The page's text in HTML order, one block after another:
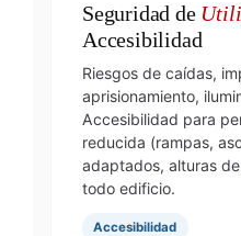
Seguridad de
Accesibilidad
Riesgos de caídas,
aprisionamiento,
Accesibilidad para
reducida (rampas,
adaptados, alturas
todo edificio.
Accesibilidad